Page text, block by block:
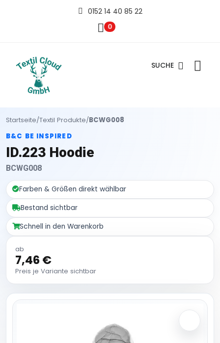
0152 14 40 85 22
0
SUCHE
Startseite/Textil Produkte/BCWG008
B&C BE INSPIRED
ID.223 Hoodie
BCWG008
Farben & Größen direkt wählbar
Bestand sichtbar
Schnell in den Warenkorb
ab
7,46 €
Preis je Variante sichtbar